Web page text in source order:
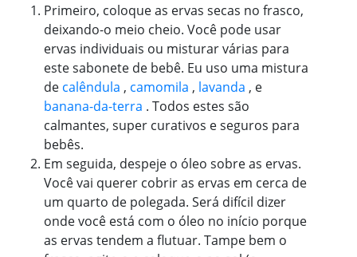
Primeiro, coloque as ervas secas no frasco,
deixando-o meio cheio. Você pode usar
ervas individuais ou misturar várias para
este sabonete de bebê. Eu uso uma mistura
de calêndula , camomila , lavanda , e
banana-da-terra . Todos estes são
calmantes, super curativos e seguros para
bebês.
Em seguida, despeje o óleo sobre as ervas.
Você vai querer cobrir as ervas em cerca de
um quarto de polegada. Será difícil dizer
onde você está com o óleo no início porque
as ervas tendem a flutuar. Tampe bem o